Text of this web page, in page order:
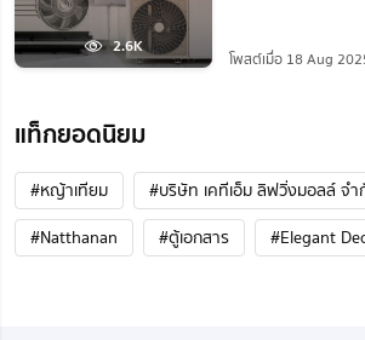
2.6K
โพสต์เมื่อ 18 Aug
แท็กยอดนิยม
#หญ้าเทียม
#บริษัท เคทีเอ็ม ลิฟวิ่งมอลล์ จำ
#Natthanan
#ตู้เอกสาร #Elegant